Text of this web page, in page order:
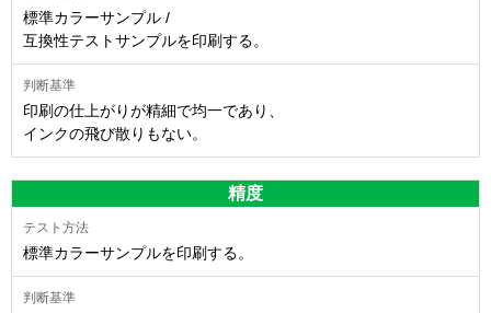
標準カラーサンプル /
互換性テストサンプルを印刷する。
印刷の仕上がりが精細で均一であり、
インクの飛び散りもない。
精度
標準カラーサンプルを印刷する。